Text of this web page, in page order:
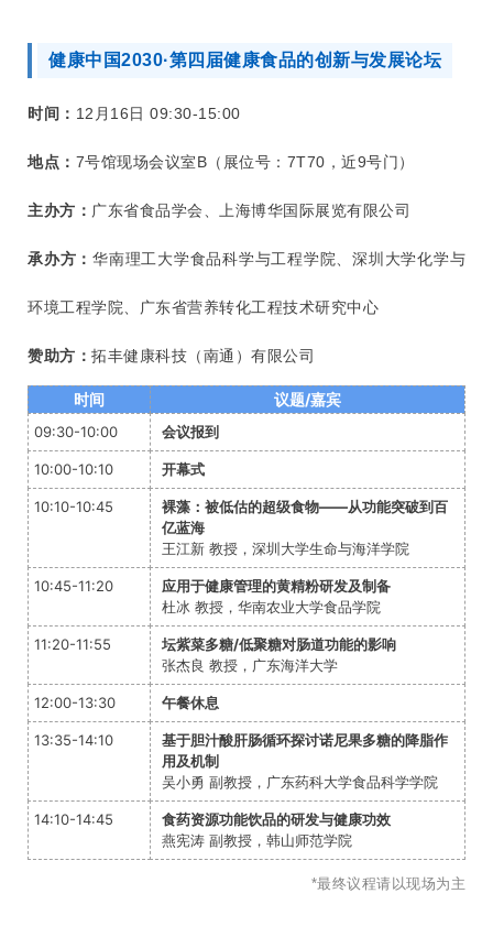
健康中国2030·第四届健康食品的创新与发展论坛
时间： 12月16日 09:30-15:00
地点： 7号馆现场会议室B（展位号：7T70，近9号门）
主办方： 广东省食品学会、上海博华国际展览有限公司
承办方： 华南理工大学食品科学与工程学院、深圳大学化学与
环境工程学院、广东省营养转化工程技术研究中心
赞助方： 拓丰健康科技（南通）有限公司
时间 议题/嘉宾
09:30-10:00 会议报到
10:00-10:10 开幕式
10:10-10:45
裸藻：被低估的超级食物——从功能突破到百
亿蓝海
王江新 教授，深圳大学生命与海洋学院
10:45-11:20
应用于健康管理的黄精粉研发及制备
杜冰 教授，华南农业大学食品学院
11:20-11:55
坛紫菜多糖/低聚糖对肠道功能的影响
张杰良 教授，广东海洋大学
12:00-13:30 午餐休息
13:35-14:10
基于胆汁酸肝肠循环探讨诺尼果多糖的降脂作
用及机制
吴小勇 副教授，广东药科大学食品科学学院
14:10-14:45
食药资源功能饮品的研发与健康功效
燕宪涛 副教授，韩山师范学院
*最终议程请以现场为主